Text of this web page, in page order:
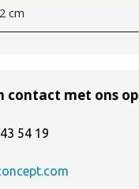
cm
contact met ons op
54 19